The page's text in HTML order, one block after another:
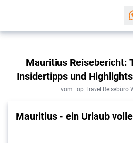
Mauritius Reisebericht:
Insidertipps und
vom Top Travel Reisebüro
Mauritius - ein Urlaub